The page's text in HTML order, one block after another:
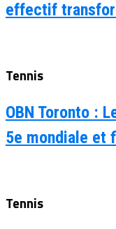
effectif
Tennis
OBN Toronto :
5e mondiale et
Tennis